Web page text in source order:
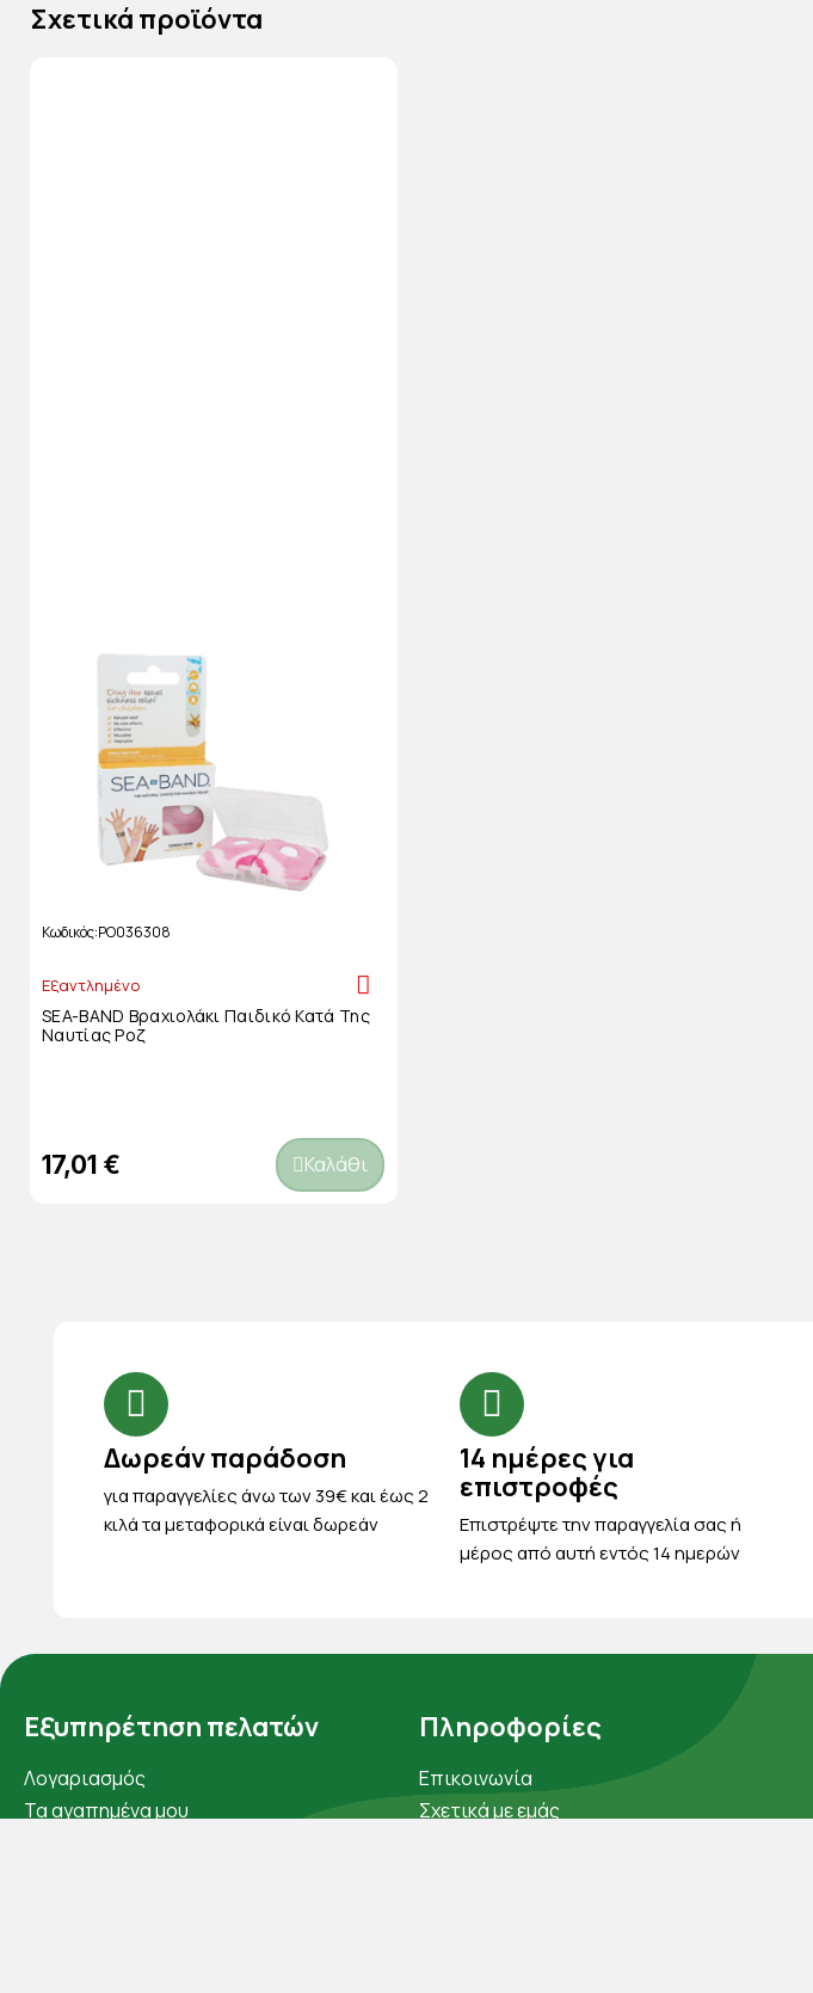
Σχετικά προϊόντα
Κωδικός PO036308
Εξαντλημένο
SEA-BAND Βραχιολάκι Παιδικό Κατά Της
Ναυτίας Ροζ
17,01 € Καλάθι
Δωρεάν παράδοση
για παραγγελίες άνω των 39€ και έως 2
κιλά τα μεταφορικά είναι δωρεάν
14 ημέρες για
επιστροφές
Eπιστρέψτε την παραγγελία σας ή
μέρος από αυτή εντός 14 ημερών
Εξυπηρέτηση πελατών
Λογαριασμός
Τα αγαπημένα μου
Πληροφορίες
Επικοινωνία
Σχετικά με εμάς